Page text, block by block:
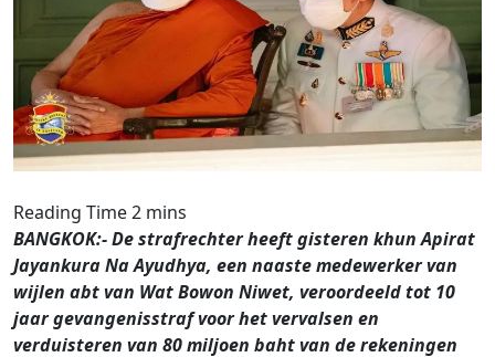
BANGKOK:- De strafrechter heeft gisteren khun Apirat
Jayankura Na Ayudhya, een naaste medewerker van
wijlen abt van Wat Bowon Niwet, veroordeeld tot 10
jaar gevangenisstraf voor het vervalsen en
verduisteren van 80 miljoen baht van de rekeningen